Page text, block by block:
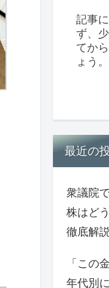
記事
ず、
てか
ょう。
最近の
衆議院
株はど
徹底解説
「この
年代別